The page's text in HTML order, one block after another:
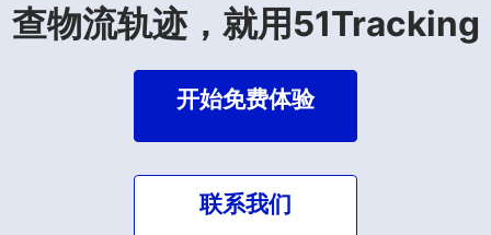
查物流轨迹，就用51Tracking
开始免费体验
联系我们